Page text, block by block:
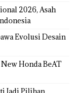
2026, Asah
Evolusi Desain
Honda BeAT